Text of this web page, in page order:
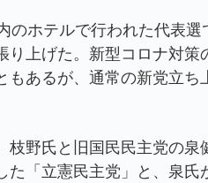
のホテルで行われた代表選
り上げた。新型コロナ対
もあるが、通常の新党立
野氏と旧国民民主党の泉
た「立憲民主党」と、泉